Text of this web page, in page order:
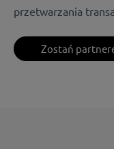
przetwarzania
Zostań